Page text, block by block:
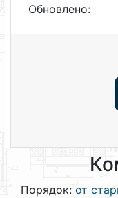
Обновлено:
Порядок: от